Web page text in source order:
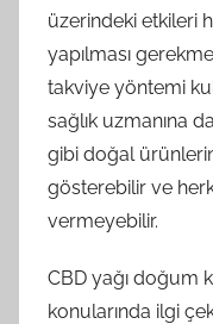
üzerindeki etkileri
yapılması
takviye yöntemi
sağlık uzmanına
gibi doğal ürünlerin
gösterebilir ve
vermeyebilir.
CBD yağı doğum
konularında ilgi